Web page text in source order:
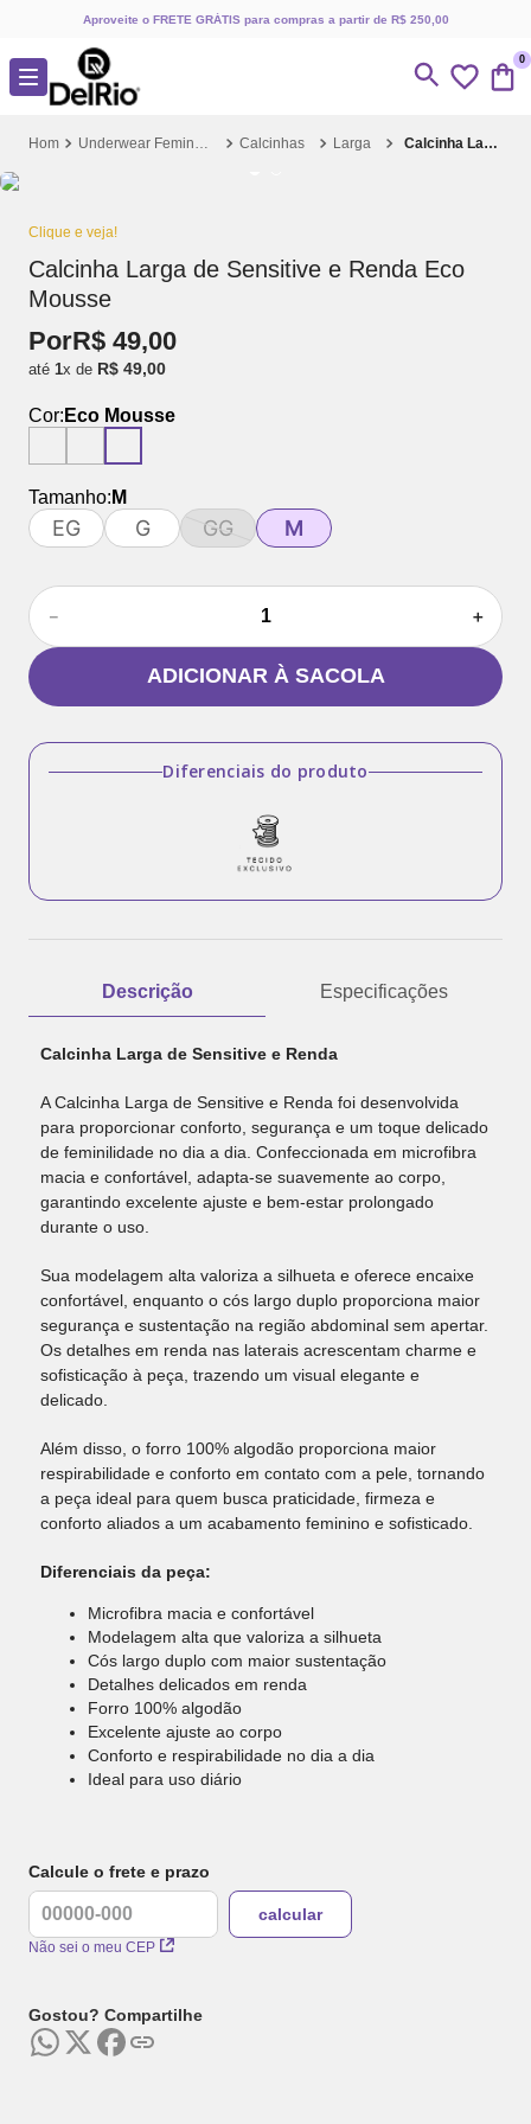
Aproveite o FRETE GRÁTIS para compras a partir de R$ 250,00
0
Underwear Feminino Calcinhas Larga Calcinha Larga de Sensitive e Renda Eco Mousse
Clique e veja!
Calcinha Larga de Sensitive e Renda Eco
Mousse
PorR$ 49,00
até 1x de R$ 49,00
Cor: Eco Mousse
Tamanho: M
EG G GG M
＋
－
ADICIONAR À SACOLA
Diferenciais do produto
Descrição Especificações
Calcinha Larga de Sensitive e Renda
A Calcinha Larga de Sensitive e Renda foi desenvolvida
para proporcionar conforto, segurança e um toque delicado
de feminilidade no dia a dia. Confeccionada em microfibra
macia e confortável, adapta-se suavemente ao corpo,
garantindo excelente ajuste e bem-estar prolongado
durante o uso.
Sua modelagem alta valoriza a silhueta e oferece encaixe
confortável, enquanto o cós largo duplo proporciona maior
segurança e sustentação na região abdominal sem apertar.
Os detalhes em renda nas laterais acrescentam charme e
sofisticação à peça, trazendo um visual elegante e
delicado.
Além disso, o forro 100% algodão proporciona maior
respirabilidade e conforto em contato com a pele, tornando
a peça ideal para quem busca praticidade, firmeza e
conforto aliados a um acabamento feminino e sofisticado.
Diferenciais da peça:
Microfibra macia e confortável
Modelagem alta que valoriza a silhueta
Cós largo duplo com maior sustentação
Detalhes delicados em renda
Forro 100% algodão
Excelente ajuste ao corpo
Conforto e respirabilidade no dia a dia
Ideal para uso diário
Calcule o frete e prazo
Não sei o meu CEP
Gostou? Compartilhe